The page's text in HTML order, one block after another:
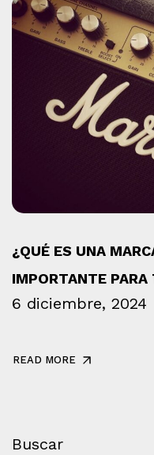
¿QUÉ ES UNA
IMPORTANTE PARA
6 diciembre, 2024
READ MORE
Buscar